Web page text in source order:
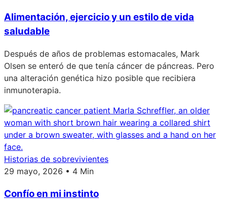
Alimentación, ejercicio y un estilo de vida
saludable
Después de años de problemas estomacales, Mark
Olsen se enteró de que tenía cáncer de páncreas. Pero
una alteración genética hizo posible que recibiera
inmunoterapia.
Historias de sobrevivientes
29 mayo, 2026 • 4 Min
Confío en mi instinto